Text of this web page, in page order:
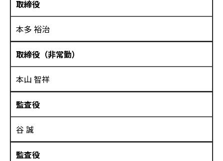
取締役
本多 裕治
取締役（非常勤）
本山 智祥
監査役
谷 誠
監査役